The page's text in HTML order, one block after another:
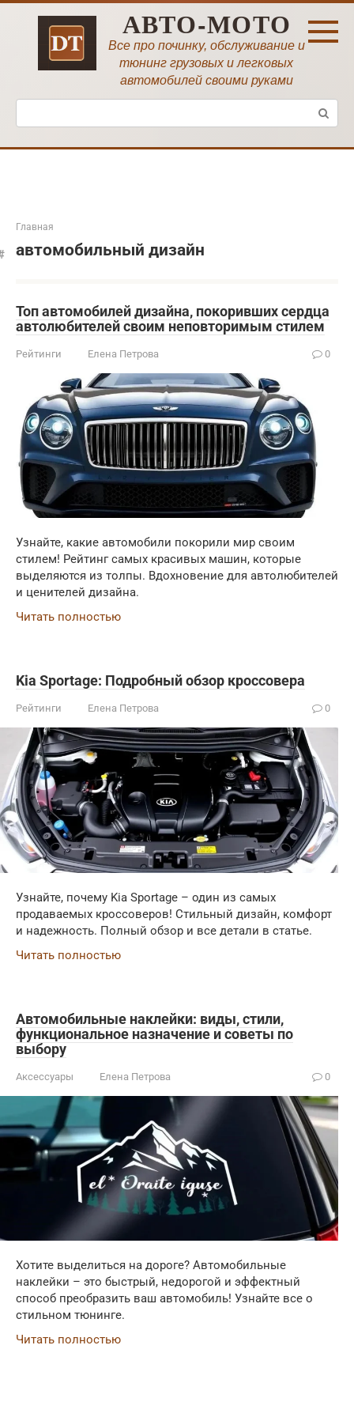
Перейти
АВТО-МОТО
Все про починку, обслуживание и
тюнинг грузовых и легковых
автомобилей своими руками
Поиск:
Главная
автомобильный дизайн
Топ автомобилей дизайна, покоривших сердца
автолюбителей своим неповторимым стилем
Рейтинги Елена Петрова 0
Узнайте, какие автомобили покорили мир своим
стилем! Рейтинг самых красивых машин, которые
выделяются из толпы. Вдохновение для автолюбителей
и ценителей дизайна.
Читать полностью
Kia Sportage: Подробный обзор кроссовера
Рейтинги Елена Петрова 0
Узнайте, почему Kia Sportage – один из самых
продаваемых кроссоверов! Стильный дизайн, комфорт
и надежность. Полный обзор и все детали в статье.
Читать полностью
Автомобильные наклейки: виды, стили,
функциональное назначение и советы по
выбору
Аксессуары Елена Петрова 0
Хотите выделиться на дороге? Автомобильные
наклейки – это быстрый, недорогой и эффектный
способ преобразить ваш автомобиль! Узнайте все о
стильном тюнинге.
Читать полностью